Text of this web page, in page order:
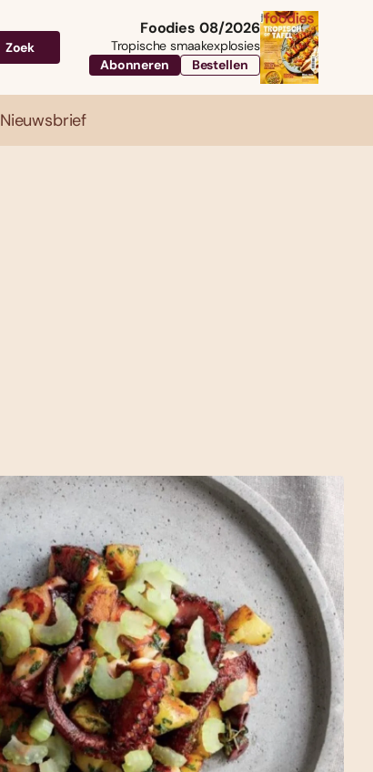
Zoek
Foodies 08/2026
Tropische smaakexplosies
Abonneren
Bestellen
Nieuwsbrief